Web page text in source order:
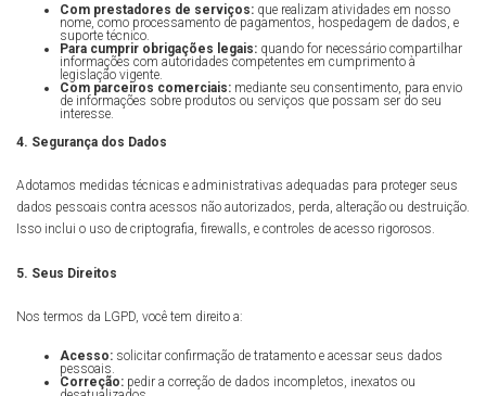
Com prestadores de serviços: que realizam atividades em nosso
nome, como processamento de pagamentos, hospedagem de dados, e
suporte técnico.
Para cumprir obrigações legais: quando for necessário compartilhar
informações com autoridades competentes em cumprimento à
legislação vigente.
Com parceiros comerciais: mediante seu consentimento, para envio
de informações sobre produtos ou serviços que possam ser do seu
interesse.
4. Segurança dos Dados
Adotamos medidas técnicas e administrativas adequadas para proteger seus
dados pessoais contra acessos não autorizados, perda, alteração ou destruição.
Isso inclui o uso de criptografia, firewalls, e controles de acesso rigorosos.
5. Seus Direitos
Nos termos da LGPD, você tem direito a:
Acesso: solicitar confirmação de tratamento e acessar seus dados
pessoais.
Correção: pedir a correção de dados incompletos, inexatos ou